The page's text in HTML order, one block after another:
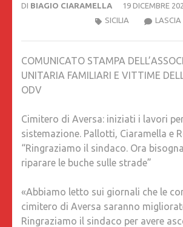
DI BIAGIO CIARAMELLA
19 DICEMBRE
SICILIA
COMUNICATO STAMPA
UNITARIA FAMILIARI E VITTIME
ODV
Cimitero di Aversa: iniziati i lavori
sistemazione. Pallotti, Ciaramella e
“Ringraziamo il sindaco. Ora
riparare le buche sulle strade”
«Abbiamo letto sui giornali che le
cimitero di Aversa saranno
Ringraziamo il sindaco per avere